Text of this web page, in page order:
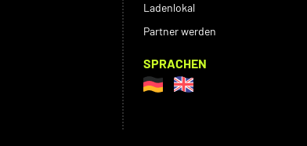
Ladenlokal
Partner werden
SPRACHEN